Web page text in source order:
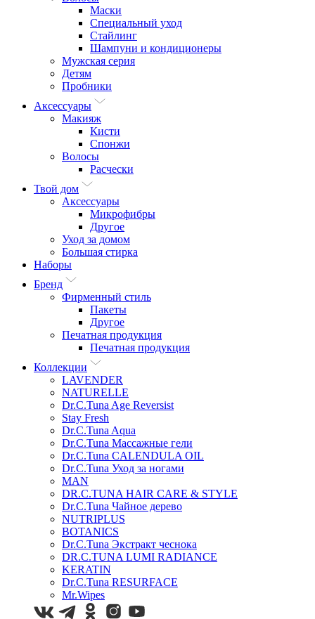
Маски
Специальный уход
Стайлинг
Шампуни и кондиционеры
Мужская серия
Детям
Пробники
Аксессуары
Макияж
Кисти
Спонжи
Волосы
Расчески
Твой дом
Аксессуары
Микрофибры
Другое
Уход за домом
Большая стирка
Наборы
Бренд
Фирменный стиль
Пакеты
Другое
Печатная продукция
Печатная продукция
Коллекции
LAVENDER
NATURELLE
Dr.C.Tuna Age Reversist
Stay Fresh
Dr.C.Tuna Aqua
Dr.C.Tuna Массажные гели
Dr.C.Tuna CALENDULA OIL
Dr.C.Tuna Уход за ногами
MAN
DR.C.TUNA HAIR CARE & STYLE
Dr.C.Tuna Чайное дерево
NUTRIPLUS
BOTANICS
Dr.C.Tuna Экстракт чеснока
DR.C.TUNA LUMI RADIANCE
KERATIN
Dr.C.Tuna RESURFACE
Mr.Wipes